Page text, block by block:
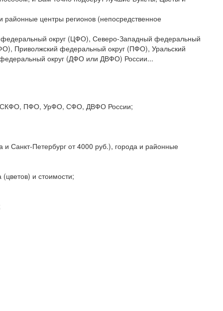
районные центры регионов (непосредственное
федеральный округ (ЦФО), Северо-Западный федеральный
Приволжский федеральный округ (ПФО), Уральский
округ (ДФО или ДВФО) России...
СКФО, ПФО, УрФО, СФО, ДВФО России;
Санкт-Петербург от 4000 руб.), города и районные
и стоимости;